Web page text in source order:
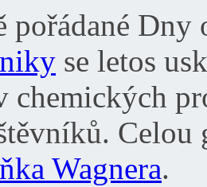
pořádané
se letos
chemických
Wagnera.